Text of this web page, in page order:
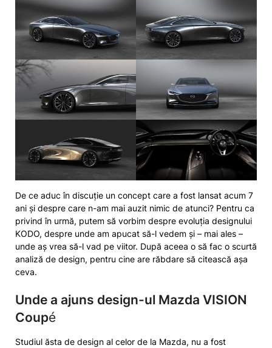
De ce aduc în discuție un concept care a fost lansat acum 7
ani și despre care n-am mai auzit nimic de atunci? Pentru ca
privind în urmă, putem să vorbim despre evoluția designului
KODO, despre unde am apucat să-l vedem și – mai ales –
unde aș vrea să-l vad pe viitor. După aceea o să fac o scurtă
analiză de design, pentru cine are răbdare să citească așa
ceva.
Unde a ajuns design-ul Mazda VISION
Coupé
Studiul ăsta de design al celor de la Mazda, nu a fost